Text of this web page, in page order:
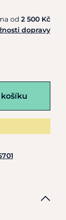
od 2 500 Kč
dopravy